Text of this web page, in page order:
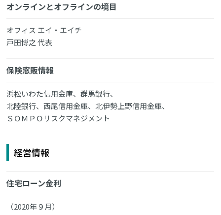
オンラインとオフラインの境目
オフィス エイ・エイチ
戸田博之 代表
保険窓販情報
浜松いわた信用金庫、群馬銀行、
北陸銀行、西尾信用金庫、北伊勢上野信用金庫、
ＳＯＭＰＯリスクマネジメント
経営情報
住宅ローン金利
（2020年９月）